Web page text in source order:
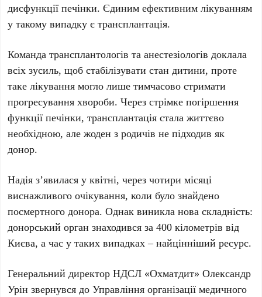
дисфункції печінки. Єдиним ефективним лікуванням
у такому випадку є трансплантація.
Команда трансплантологів та анестезіологів доклала
всіх зусиль, щоб стабілізувати стан дитини, проте
таке лікування могло лише тимчасово стримати
прогресування хвороби. Через стрімке погіршення
функції печінки, трансплантація стала життєво
необхідною, але жоден з родичів не підходив як
донор.
Надія з’явилася уквітні, черезчотири місяці
виснажливого очікування, коли було знайдено
посмертного донора. Однак виникла нова складність:
донорський орган знаходився за400 кілометрів від
Києва, а час у таких випадках – найцінніший ресурс.
Генеральний директорНДСЛ «Охматдит» Олександр
Урін звернувся доУправління організації медичного